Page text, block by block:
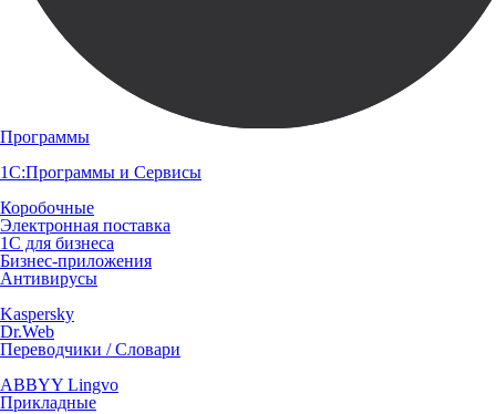
Программы
1С:Программы и Сервисы
Коробочные
Электронная поставка
1С для бизнеса
Бизнес-приложения
Антивирусы
Kaspersky
Dr.Web
Переводчики / Словари
ABBYY Lingvo
Прикладные